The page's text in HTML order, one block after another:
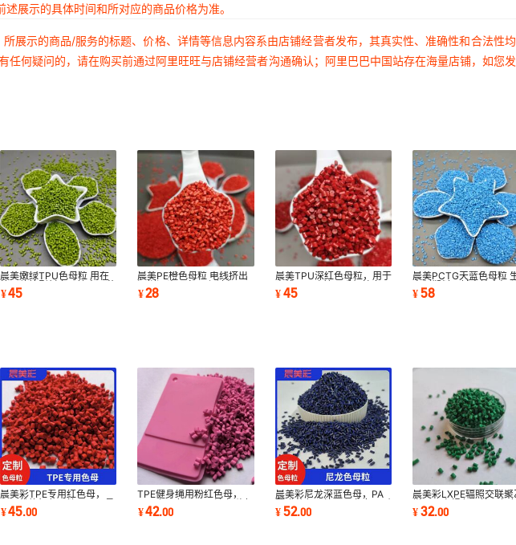
展示的具体时间和所对应的商品价格为准。
展示的商品/服务的标题、价格、详情等信息内容系由店铺经营者发布，其真实性、准确性和合法性
何疑问的，请在购买前通过阿里旺旺与店铺经营者沟通确认；阿里巴巴中国站存在海量店铺，如您
晨美嫩绿TPU色母粒 用在
筛网软管型材上，挤出工艺
新品推荐
¥45
晨美PE橙色母粒 电线挤出
深圳源头厂家 环保达标
REACH/R0HS
¥28
晨美TPU深红色母粒，用于
电线、医疗管、手机护套、
运动器材 欧盟
¥45
晨美PCTG天蓝色母粒
定制塑料器械高端水杯
明包装新品推荐
¥58
晨美彩TPE专用红色母，
TPE载体红色母粒，用于柔
性电线外皮
¥45.00
TPE健身绳用粉红色母，
TPE专用色母用于健身弹力
绳挤出，弹性好
¥42.00
晨美彩尼龙深蓝色母，PA
薄膜蓝色母粒，尼龙专用耐
高温蓝色母粒
¥52.00
晨美彩LXPE辐照交联聚
烯用无卤绿色母粒，颜
全
¥32.00